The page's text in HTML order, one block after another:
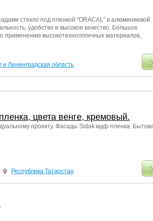
стекло под пленкой “ORACAL” в алюминиевой
удобство и высокое качество. Большое
применению высокотехнологичных материалов,
и Ленинградская область
цвета венге, кремовый.
проекту. Фасады Sidak мдф-пленка.
Республика Татарстан